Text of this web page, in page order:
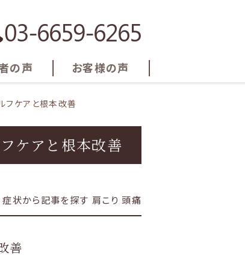
03-6659-6265
の声 お客様の声
フケアと根本改善
ケアと根本改善
症状から記事を探す 肩こり 頭痛
善